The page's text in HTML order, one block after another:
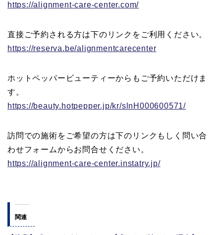
https://alignment-care-center.com/
直接ご予約される方は下のリンクをご利用ください。
https://reserva.be/alignmentcarecenter
ホットペッパービューティーからもご予約いただけま
す。
https://beauty.hotpepper.jp/kr/slnH000600571/
訪問での施術をご希望の方は下のリンクもしく問い合
わせフォームからお問合せください。
https://alignment-care-center.instatry.jp/
関連